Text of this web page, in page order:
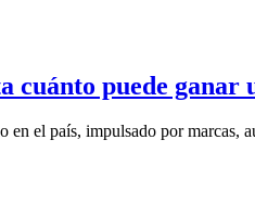
cuánto puede ganar
en el país, impulsado por